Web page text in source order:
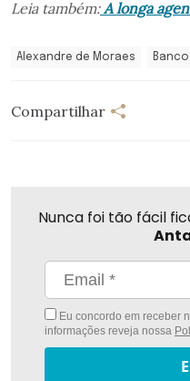
Leia também:A longa
Alexandre de Moraes
Compartilhar
Nunca foi tão fácil
Eu concordo em receber
informações reveja nossa